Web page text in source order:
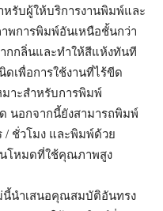
หรับผู้ให้บริการงานพิมพ์และ
พการพิมพ์อันเหนือชั้นกว่า
กกลิ่นและทำให้สีแห้งทันที
เพื่อการใช้งานที่ไร้ขีด
าะสำหรับการพิมพ์
นอกจากนี้ยังสามารถพิมพ์
/ ชั่วโมง และพิมพ์ด้วย
นโหมดที่ใช้คุณภาพสูง
นี้นำเสนอคุณสมบัติอันทรง